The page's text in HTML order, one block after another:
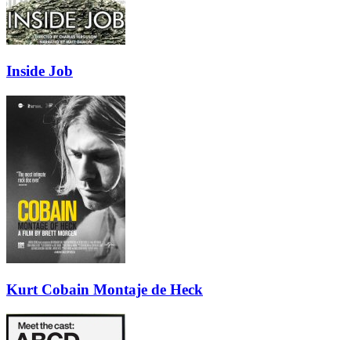
Inside Job
Kurt Cobain Montaje de Heck